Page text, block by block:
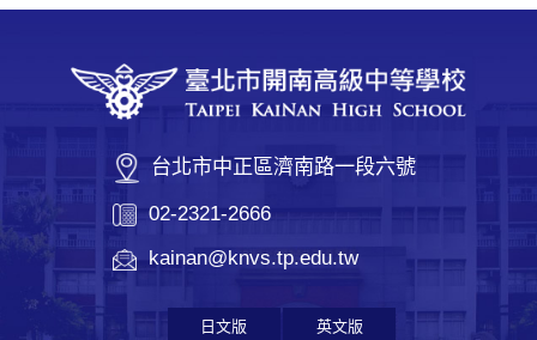
台北市中正區濟南路一段六號
02-2321-2666
kainan@knvs.tp.edu.tw
日文版 英文版